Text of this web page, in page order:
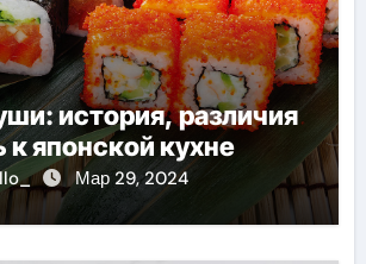
история, различия
к японской кухне
Мар 29, 2024